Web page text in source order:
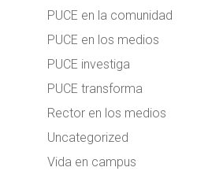
PUCE en la comunidad
PUCE en los medios
PUCE investiga
PUCE transforma
Rector en los medios
Uncategorized
Vida en campus